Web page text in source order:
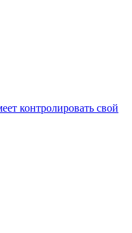
контролировать свой